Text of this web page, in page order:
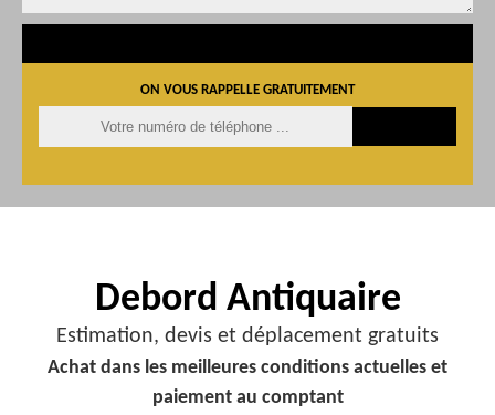
ON VOUS RAPPELLE GRATUITEMENT
Debord Antiquaire
Estimation, devis et déplacement gratuits
Achat dans les meilleures conditions actuelles et
paiement au comptant